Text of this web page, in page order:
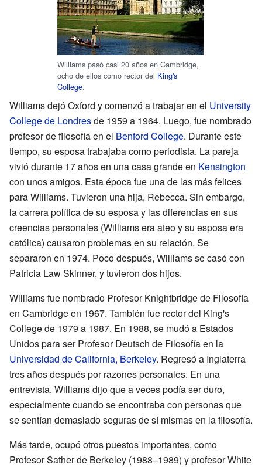
Williams pasó casi 20 años en Cambridge,
ocho de ellos como rector del King's
College.
Williams dejó Oxford y comenzó a trabajar en el University
College de Londresde 1959 a 1964. Luego, fue nombrado
profesor de filosofía en el Benford College. Durante este
tiempo, su esposa trabajaba como periodista. La pareja
vivió durante 17 años en una casa grande en Kensington
con unos amigos. Esta época fue una de las más felices
para Williams. Tuvieron una hija, Rebecca. Sin embargo,
la carrera política de su esposa y las diferencias en sus
creencias personales (Williams era ateo y su esposa era
católica) causaron problemas en su relación. Se
separaron en 1974. Poco después, Williams se casó con
Patricia Law Skinner, y tuvieron dos hijos.
Williams fue nombrado Profesor Knightbridge de Filosofía
en Cambridge en 1967. También fue rector del King's
College de 1979 a 1987. En 1988, se mudó a Estados
Unidos para ser Profesor Deutsch de Filosofía en la
Universidad de California, Berkeley. Regresó a Inglaterra
tres años después por razones personales. En una
entrevista, Williams dijo que a veces podía ser duro,
especialmente cuando se encontraba con personas que
se sentían demasiado seguras de sí mismas en la filosofía.
Más tarde, ocupó otros puestos importantes, como
Profesor Sather de Berkeley (1988–1989) y profesor White